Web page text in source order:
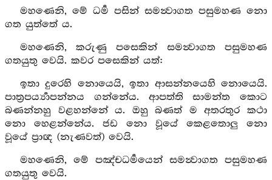
මහණෙනි, මේ ධර්‍ම පසින් සමන්‍වාගත පසුමහණ නො
ගත යුත්තේ ය.
මහණෙනි, කරුණු පසෙකින් සමන්‍වාගත පසුමහණ
ගතයුතු වෙයි. කවර පසෙකින් යත්:
ඉතා දුරෙහි නොයෙයි, ඉතා ආසන්නයෙහි නොයෙයි.
පාත්‍රපර්‍ය්‍යාපන්නය ගන්නේය. ආපත්ති සාමන්ත කොට
බණන්නහු වළහන්නේ ය. ඔහු බණත් ම අතරතුර කථා
නො හෙළන්නේය. ජඩ නො වූයේ කෙළතොලු නො
වූයේ ප්‍රාඥ (නැණවත්) වෙයි.
මහණෙනි, මේ පඤ්චධර්‍මයෙන් සමන්‍වාගත පසුමහණ
ගතයුතු වෙයි.